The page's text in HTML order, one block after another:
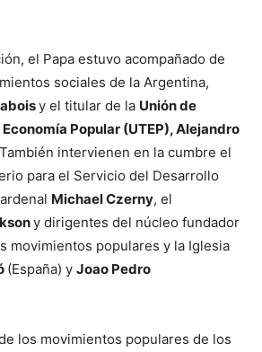
el Papa estuvo acompañado de
sociales de la Argentina,
y el titular de la Unión de
Popular (UTEP), Alejandro
intervienen en la cumbre el
para el Servicio del Desarrollo
Michael Czerny, el
y dirigentes del núcleo fundador
movimientos populares y la Iglesia
(España) y Joao Pedro
los movimientos populares de los